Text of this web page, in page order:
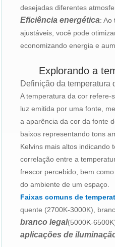
desejadas diferentes
Eficiência energética: Ao
ajustáveis, você pode
economizando energia e
Explorando a
Definição da temperatura
A temperatura da cor refere-
luz emitida por uma fonte,
a aparência da cor da fonte
baixos representando tons
Kelvins mais altos indicando
correlação entre a
frescor percebido, bem
do ambiente de um espaço.
Faixas comuns de
quente (2700K-3000K),
branco legal(5000K-
aplicações de